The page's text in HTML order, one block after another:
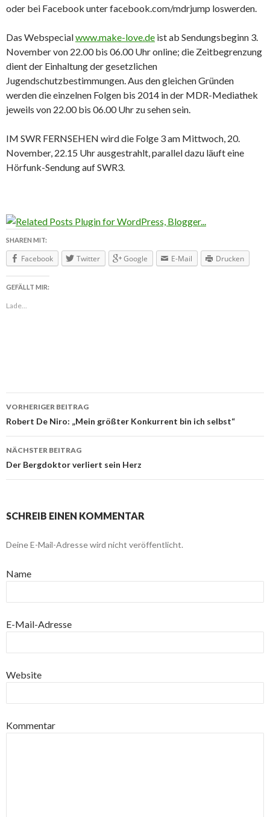
oder bei Facebook unter facebook.com/mdrjump loswerden.
Das Webspecialwww.make-love.de ist ab Sendungsbeginn 3.
November von 22.00 bis 06.00 Uhr online; die Zeitbegrenzung
dient der Einhaltung der gesetzlichen
Jugendschutzbestimmungen. Aus den gleichen Gründen
werden die einzelnen Folgen bis 2014 in der MDR-Mediathek
jeweils von 22.00 bis 06.00 Uhr zu sehen sein.
IM SWR FERNSEHEN wird die Folge 3 am Mittwoch, 20.
November, 22.15 Uhr ausgestrahlt, parallel dazu läuft eine
Hörfunk-Sendung auf SWR3.
SHAREN MIT:
Facebook Twitter Google E-Mail Drucken
GEFÄLLT MIR:
Lade...
Beitragsnavigation
VORHERIGER BEITRAG
Robert De Niro: „Mein größter Konkurrent bin ich selbst“
NÄCHSTER BEITRAG
Der Bergdoktor verliert sein Herz
SCHREIB EINEN KOMMENTAR
Deine E-Mail-Adresse wird nicht veröffentlicht.
Name
E-Mail-Adresse
Website
Kommentar